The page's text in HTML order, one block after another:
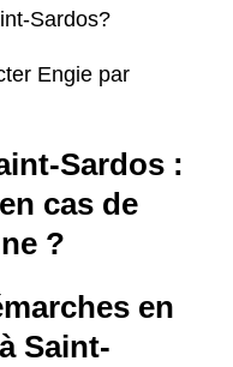
Sardos?
Engie par
Sardos :
cas de
?
en
Saint-